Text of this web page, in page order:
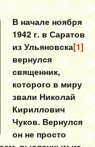
В начале ноября
1942 г. в Саратов
из Ульяновска[1]
вернулся
священник,
которого в миру
звали Николай
Кириллович
Чуков. Вернулся
он не просто